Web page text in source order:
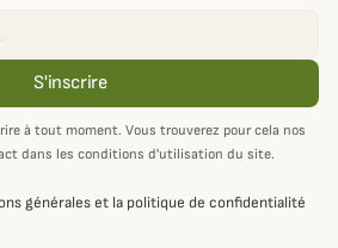
S'inscrire
à tout moment. Vous trouverez pour cela nos
dans les conditions d'utilisation du site.
générales et la politique de confidentialité